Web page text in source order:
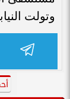
وتولت